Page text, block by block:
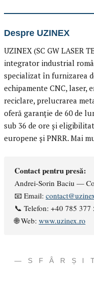
Despre UZINEX
UZINEX (SC GW LASER
integrator industrial
specializat în furnizarea
echipamente CNC, laser,
reciclare, prelucrarea
oferă garanție de 60 de
sub 36 de ore și
europene și PNRR. Mai
Contact pentru presă:
Andrei-Sorin Baciu —
📧 Email:
📞 Telefon: +40 785 377
🌐 Web: www.uzinex.ro
— S F Â R Ș I